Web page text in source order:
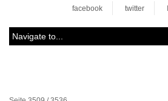
facebook twitter